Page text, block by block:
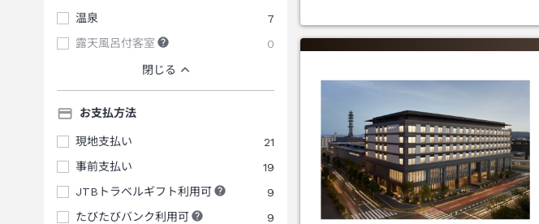
温泉
7
露天風呂付客室
0
閉じる
お支払方法
現地支払い
21
事前支払い
19
JTBトラベルギフト利用可
9
たびたびバンク利用可
9